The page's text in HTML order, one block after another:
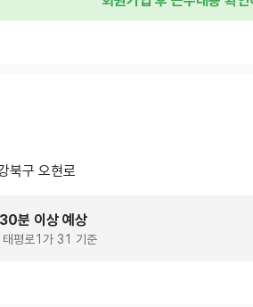
북구 오현로
분 이상 예상
태평로1가 31 기준